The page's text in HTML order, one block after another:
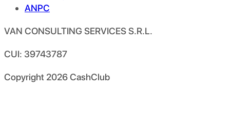
ANPC
VAN CONSULTING SERVICES S.R.L.
CUI: 39743787
Copyright 2026CashClub